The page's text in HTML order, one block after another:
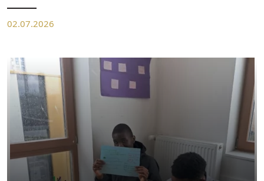
02.07.2026